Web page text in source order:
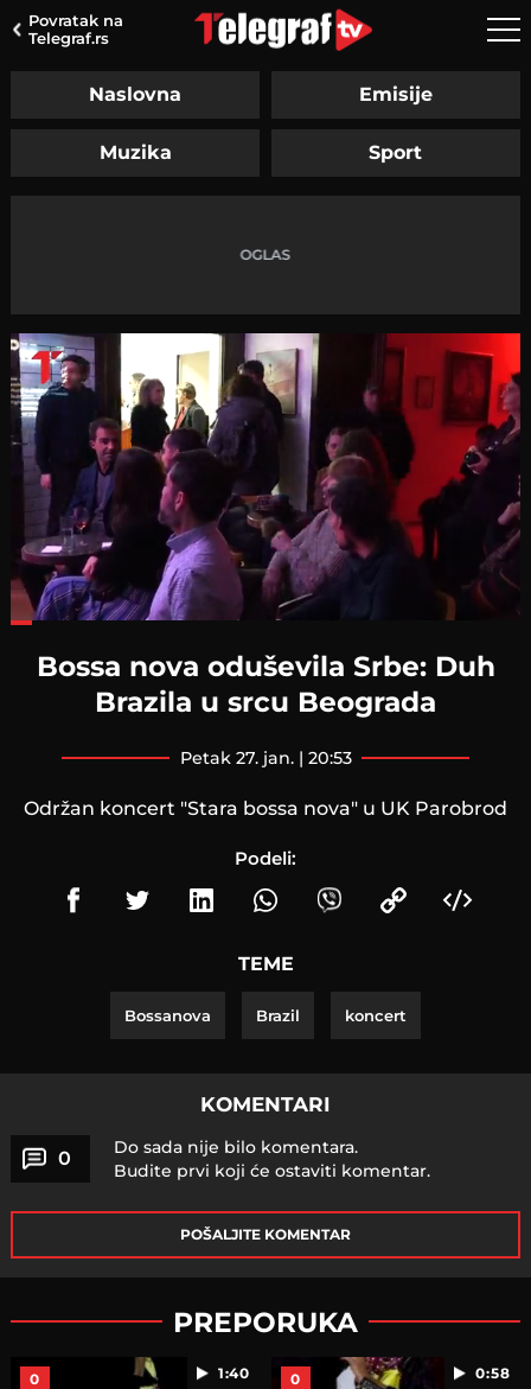
Povratak na
Telegraf.rs
Naslovna Emisije
Muzika Sport
Bossa nova oduševila Srbe: Duh
Brazila u srcu Beograda
petak 27. jan. | 20:53
Održan koncert "Stara bossa nova" u UK Parobrod
Podeli:
TEME
Bossanova Brazil koncert
KOMENTARI
0
Do sada nije bilo komentara.
Budite prvi koji će ostaviti komentar.
POŠALJITE KOMENTAR
PREPORUKA
1:40
0 0:58
0